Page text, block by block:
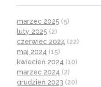
marzec 2025 (5)
luty 2025 (2)
czerwiec 2024 (22)
maj 2024 (15)
kwiecień 2024 (10)
marzec 2024 (2)
grudzień 2023 (20)